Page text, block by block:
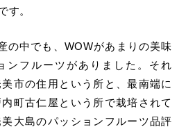
す。
の中でも、WOWがあまりの美味
ンフルーツがありました。それ
市の住用という所と、最南端に
町古仁屋という所で栽培されて
大島のパッションフルーツ品評